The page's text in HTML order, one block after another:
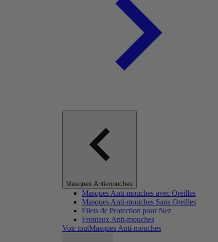
Masques Anti-mouches
Masques Anti-mouches avec Oreilles
Masques Anti-mouches Sans Oreilles
Filets de Protection pour Nez
Frontaux Anti-mouches
Voir toutMasques Anti-mouches